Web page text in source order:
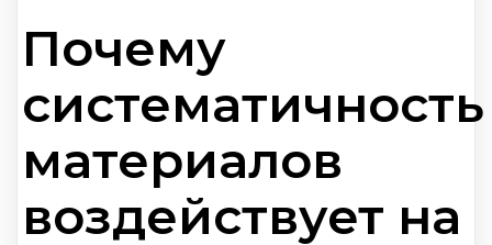
Почему
систематичность
материалов
воздействует на